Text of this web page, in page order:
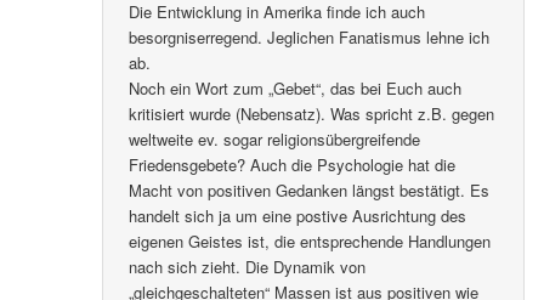
Die Entwicklung in Amerika finde ich auch
besorgniserregend. Jeglichen Fanatismus lehne ich
ab.
Noch ein Wort zum „Gebet“, das bei Euch auch
kritisiert wurde (Nebensatz). Was spricht z.B. gegen
weltweite ev. sogar religionsübergreifende
Friedensgebete? Auch die Psychologie hat die
Macht von positiven Gedanken längst bestätigt. Es
handelt sich ja um eine postive Ausrichtung des
eigenen Geistes ist, die entsprechende Handlungen
nach sich zieht. Die Dynamik von
„gleichgeschalteten“ Massen ist aus positiven wie